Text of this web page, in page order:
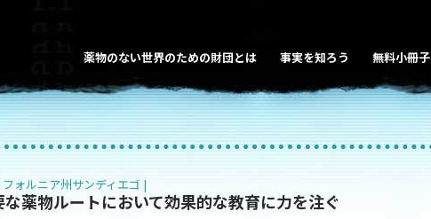
薬物のない世界のための財団とは 事実を知ろう 無料小冊子
ォルニア州サンディエゴ |
な薬物ルートにおいて効果的な教育に力を注ぐ